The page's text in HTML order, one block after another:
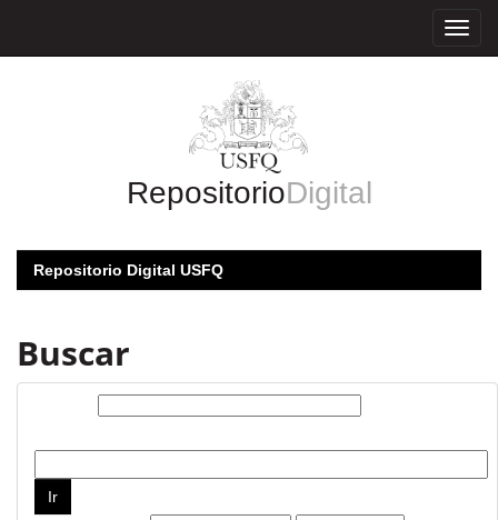
RepositorioDigital
Repositorio Digital USFQ
Buscar